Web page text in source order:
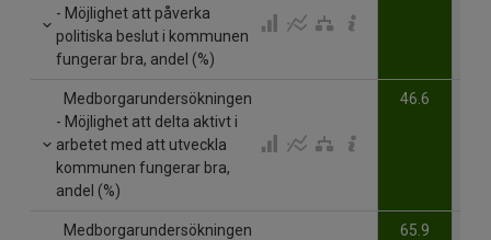
- Möjlighet att påverka
politiska beslut i kommunen
fungerar bra, andel (%)
Medborgarundersökningen
- Möjlighet att delta aktivt i
arbetet med att utveckla
kommunen fungerar bra,
andel (%)
46.6
Medborgarundersökningen
65.9